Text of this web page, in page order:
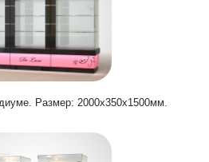
Размер: 2000х350х1500мм.